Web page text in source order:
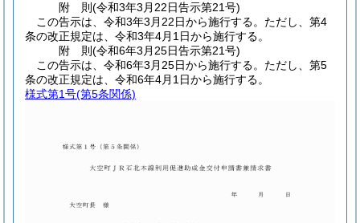
附 則(令和3年3月22日告示第21号)
この告示は、令和3年3月22日から施行する。 ただし、第4
条の改正規定は、令和3年4月1日から施行する。
附 則(令和6年3月25日告示第21号)
この告示は、令和6年3月25日から施行する。 ただし、第5
条の改正規定は、令和6年4月1日から施行する。
様式第1号(第5条関係)